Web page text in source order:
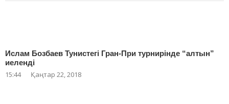
Ислам Бозбаев Тунистегі Гран-При турнирінде “алтын”
иеленді
15:44 Қаңтар 22, 2018